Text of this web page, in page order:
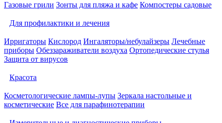
Газовые грили Зонты для пляжа и кафе Компостеры садовые
Для профилактики и лечения
Ирригаторы Кислород Ингаляторы/небулайзеры Лечебные
приборы Обеззараживатели воздуха Ортопедические стулья
Защита от вирусов
Красота
Косметологические лампы-лупы Зеркала настольные и
косметические Все для парафинотерапии